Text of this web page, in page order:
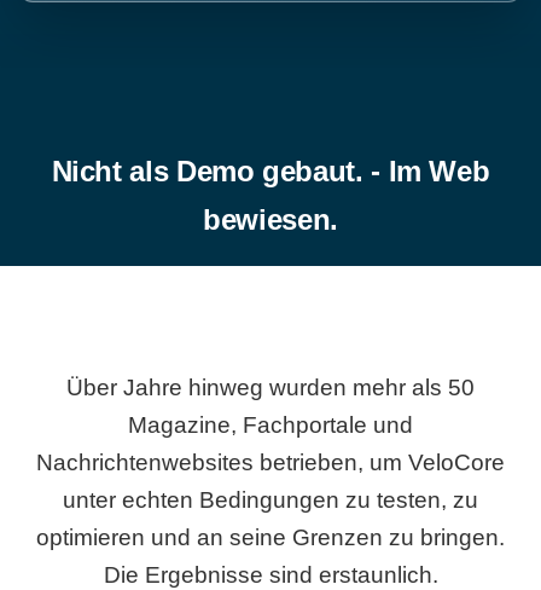
Nicht als Demo gebaut. - Im Web
bewiesen.
Über Jahre hinweg wurden mehr als 50
Magazine, Fachportale und
Nachrichtenwebsites betrieben, um VeloCore
unter echten Bedingungen zu testen, zu
optimieren und an seine Grenzen zu bringen.
Die Ergebnisse sind erstaunlich.